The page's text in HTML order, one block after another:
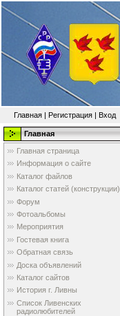
Главная | Регистрация | Вход
Главная
Главная страница
Информация о сайте
Каталог файлов
Каталог статей (конструкции)
Форум
Фотоальбомы
Мероприятия
Гостевая книга
Обратная связь
Доска объявлений
Каталог сайтов
История г. Ливны
Список Ливенских
радиолюбителей